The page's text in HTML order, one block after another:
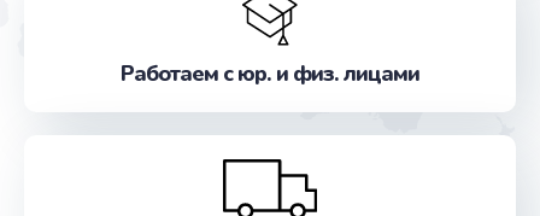
Работаем с юр. и физ. лицами